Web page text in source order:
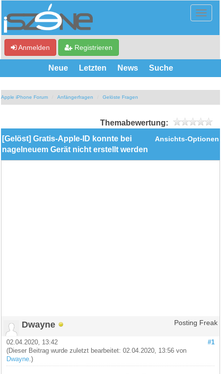
Anmelden Registrieren
Neue Letzten News Suche
Apple iPhone Forum Anfängerfragen Gelöste Fragen
Themabewertung:
Ansichts-Optionen
[Gelöst] Gratis-Apple-ID konnte bei
nagelneuem Gerät nicht erstellt werden
Dwayne Posting Freak
#1
02.04.2020, 13:42
(Dieser Beitrag wurde zuletzt bearbeitet: 02.04.2020, 13:56 von
Dwayne .)